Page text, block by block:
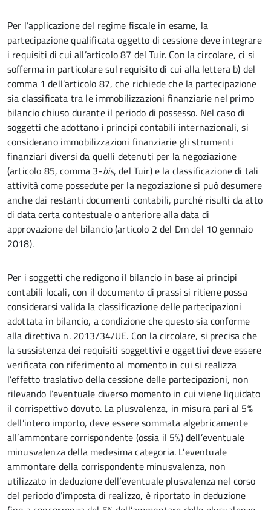
Per l’applicazione del regime fiscale in esame, la
partecipazione qualificata oggetto di cessione deve integrare
i requisiti di cui all’articolo 87 del Tuir. Con la circolare, ci si
sofferma in particolare sul requisito di cui alla lettera b) del
comma 1 dell’articolo 87, che richiede che la partecipazione
sia classificata tra le immobilizzazioni finanziarie nel primo
bilancio chiuso durante il periodo di possesso. Nel caso di
soggetti che adottano i principi contabili internazionali, si
considerano immobilizzazioni finanziarie gli strumenti
finanziari diversi da quelli detenuti per la negoziazione
(articolo 85, comma 3-bis, del Tuir) e la classificazione di tali
attività come possedute per la negoziazione si può desumere
anche dai restanti documenti contabili, purché risulti da atto
di data certa contestuale o anteriore alla data di
approvazione del bilancio (articolo 2 del Dm del 10 gennaio
2018).
Per i soggetti che redigono il bilancio in base ai principi
contabili locali, con il documento di prassi si ritiene possa
considerarsi valida la classificazione delle partecipazioni
adottata in bilancio, a condizione che questo sia conforme
alla direttiva n. 2013/34/UE. Con la circolare, si precisa che
la sussistenza dei requisiti soggettivi e oggettivi deve essere
verificata con riferimento al momento in cui si realizza
l’effetto traslativo della cessione delle partecipazioni, non
rilevando l’eventuale diverso momento in cui viene liquidato
il corrispettivo dovuto. La plusvalenza, in misura pari al 5%
dell’intero importo, deve essere sommata algebricamente
all’ammontare corrispondente (ossia il 5%) dell’eventuale
minusvalenza della medesima categoria. L’eventuale
ammontare della corrispondente minusvalenza, non
utilizzato in deduzione dell’eventuale plusvalenza nel corso
del periodo d’imposta di realizzo, è riportato in deduzione